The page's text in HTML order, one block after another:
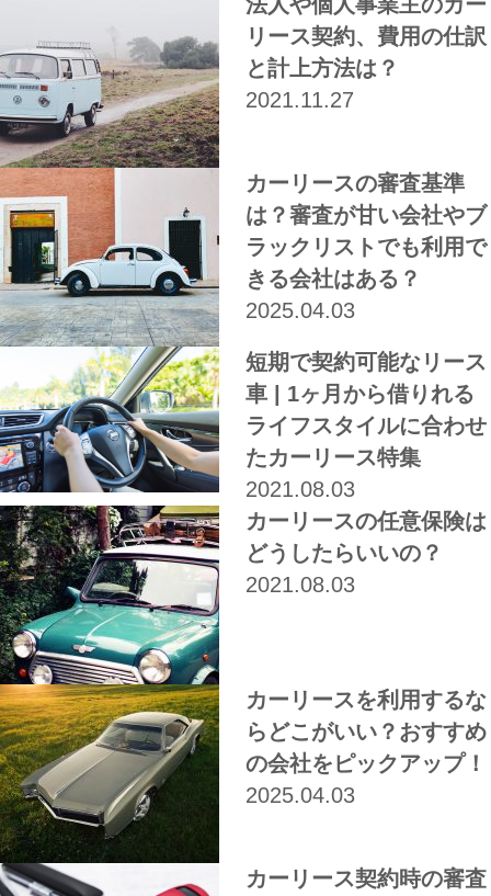
リース契約、費用の仕訳
と計上方法は？
2021.11.27
カーリースの審査基準
は？審査が甘い会社やブ
ラックリストでも利用で
きる会社はある？
2025.04.03
短期で契約可能なリース
車 | 1ヶ月から借りれる
ライフスタイルに合わせ
たカーリース特集
2021.08.03
カーリースの任意保険は
どうしたらいいの？
2021.08.03
カーリースを利用するな
らどこがいい？おすすめ
の会社をピックアップ！
2025.04.03
カーリース契約時の審査